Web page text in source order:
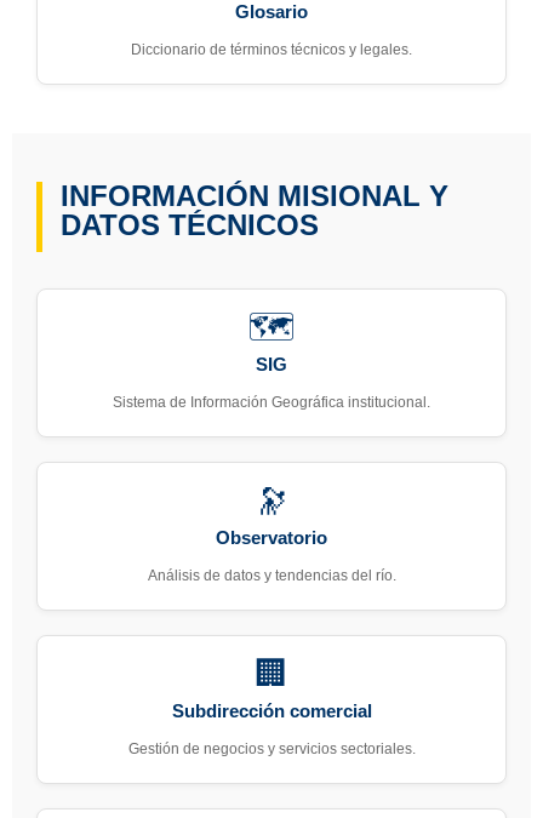
Glosario
Diccionario de términos técnicos y legales.
INFORMACIÓN MISIONAL Y
DATOS TÉCNICOS
🗺️
SIG
Sistema de Información Geográfica institucional.
🔭
Observatorio
Análisis de datos y tendencias del río.
🏢
Subdirección comercial
Gestión de negocios y servicios sectoriales.